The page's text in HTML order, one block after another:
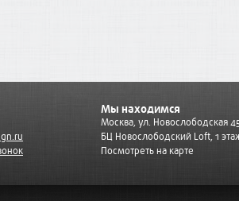
Мы находимся
Москва, ул. Новослободская
БЦ Новослободский Loft, 1
Посмотреть на карте